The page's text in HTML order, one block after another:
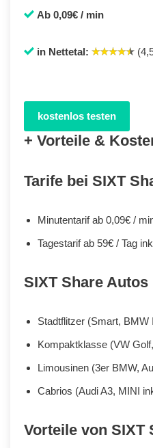
Ab 0,09€ / min
in Nettetal:
kostenlos testen
+ Vorteile &
Tarife bei SIXT
Minutentarif ab 0,09€ /
Tagestarif ab 59€ / Tag
SIXT Share Autos
Stadtflitzer (Smart, BMW
Kompaktklasse (VW
Limousinen (3er BMW,
Cabrios (Audi A3, MINI
Vorteile von SIXT